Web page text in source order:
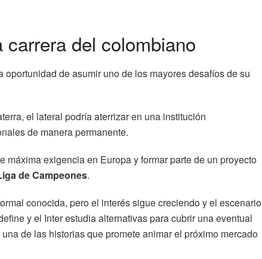
del colombiano
de asumir uno de los mayores desafíos de su
el lateral podría aterrizar en una institución
de manera permanente.
exigencia en Europa y formar parte de un proyecto
de Campeones.
conocida, pero el interés sigue creciendo y el escenario
y el Inter estudia alternativas para cubrir una eventual
de las historias que promete animar el próximo mercado